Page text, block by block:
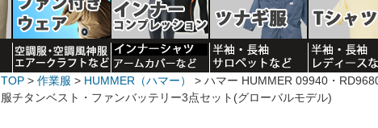
TOP 作業服 HUMMER（ハマー）
ハマー HUMMER 09940・
服チタンベスト・ファンバッテリー3点セット(グローバルモデル)